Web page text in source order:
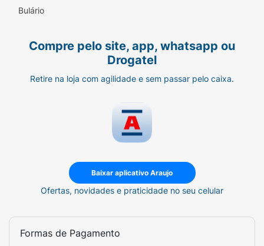
Bulário
Compre pelo site, app, whatsapp ou
Drogatel
Retire na loja com agilidade e sem passar pelo caixa.
Baixar aplicativo Araujo
Ofertas, novidades e praticidade no seu celular
Formas de Pagamento